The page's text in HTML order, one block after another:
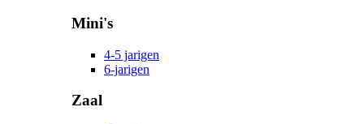
Mini's
4-5 jarigen
6-jarigen
Zaal